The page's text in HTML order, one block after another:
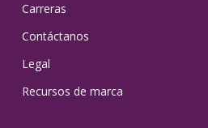
Carreras
Contáctanos
Legal
Recursos de marca